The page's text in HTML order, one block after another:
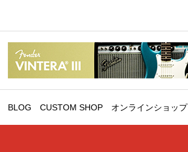
BLOG CUSTOM SHOP オンラインショップ